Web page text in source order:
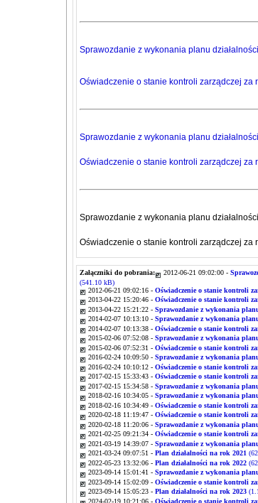
Sprawozdanie z wykonania planu
Oświadczenie o stanie kontroli zarządczej za
Sprawozdanie z wykonania planu
Oświadczenie o stanie kontroli zarządczej za
Sprawozdanie z wykonania planu
Oświadczenie o stanie kontroli zarządczej za
Załączniki do pobrania: 2012-06-21 09:02:00 -
(541.10 kB)
2012-06-21 09:02:16 - Oświadczenie o stanie kontroli
2013-04-22 15:20:46 - Oświadczenie o stanie kontroli
2013-04-22 15:21:22 - Sprawozdanie z wykonania
2014-02-07 10:13:10 - Sprawozdanie z wykonania
2014-02-07 10:13:38 - Oświadczenie o stanie kontroli
2015-02-06 07:52:08 - Sprawozdanie z wykonania
2015-02-06 07:52:31 - Oświadczenie o stanie kontroli
2016-02-24 10:09:50 - Sprawozdanie z wykonania
2016-02-24 10:10:12 - Oświadczenie o stanie kontroli
2017-02-15 15:33:43 - Oświadczenie o stanie kontroli
2017-02-15 15:34:58 - Sprawozdanie z wykonania
2018-02-16 10:34:05 - Sprawozdanie z wykonania
2018-02-16 10:34:49 - Oświadczenie o stanie kontroli
2020-02-18 11:19:47 - Oświadczenie o stanie kontroli
2020-02-18 11:20:06 - Sprawozdanie z wykonania
2021-02-25 09:21:34 - Oświadczenie o stanie kontroli
2021-03-19 14:39:07 - Sprawozdanie z wykonania
2021-03-24 09:07:51 - Plan działalności na rok 2021
2022-05-23 13:32:06 - Plan działalności na rok 2022
2023-09-14 15:01:41 - Sprawozdanie z wykonania
2023-09-14 15:02:09 - Oświadczenie o stanie kontroli
2023-09-14 15:05:23 - Plan działalności na rok 2023
2024-02-19 10:21:06 - Oświadczenie o stanie kontroli